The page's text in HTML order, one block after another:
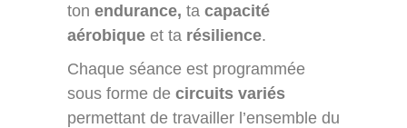
ton endurance, ta capacité
aérobique et ta résilience.
Chaque séance est programmée
sous forme de circuits variés
permettant de travailler l’ensemble du